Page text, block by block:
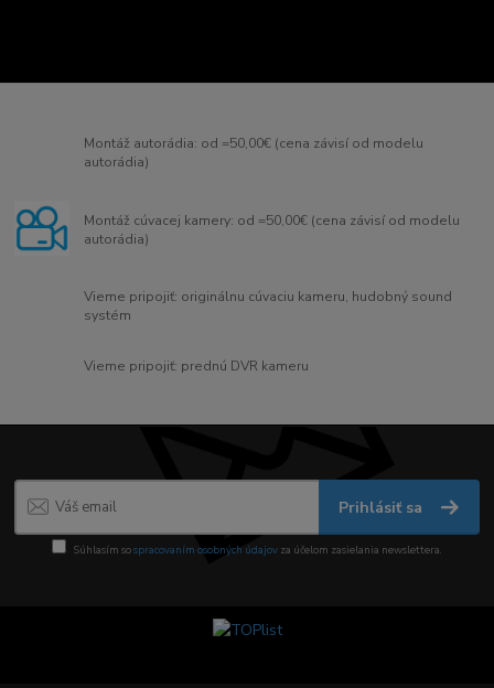
Montáž autorádia: od =50,00€ (cena závisí od modelu
autorádia)
Montáž cúvacej kamery: od =50,00€ (cena závisí od modelu
autorádia)
Vieme pripojiť: originálnu cúvaciu kameru, hudobný sound
systém
Vieme pripojiť: prednú DVR kameru
Prihlásiť sa
Súhlasím sospracovaním osobných údajov za účelom zasielania newslettera.